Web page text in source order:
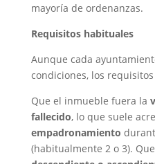
mayoría de ordenanzas.
Requisitos habituales
Aunque cada
condiciones, los
Que el inmueble fuera la
fallecido, lo que suele
empadronamiento
(habitualmente 2 o 3).